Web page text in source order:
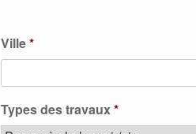
Ville*
Types des travaux*